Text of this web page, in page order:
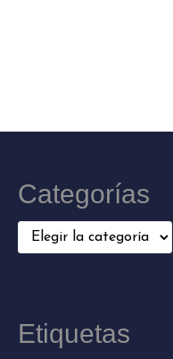
Categorías
Categorías
Etiquetas